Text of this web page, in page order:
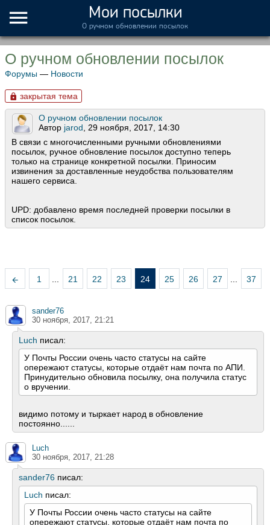
Мои посылки
О ручном обновлении посылок
О ручном обновлении посылок
Форумы — Новости
закрытая тема
О ручном обновлении посылок
Автор jarod, 29 ноября, 2017, 14:30
В связи с многочисленными ручными обновлениями
посылок, ручное обновление посылок доступно теперь
только на странице конкретной посылки. Приносим
извинения за доставленные неудобства пользователям
нашего сервиса.
UPD: добавлено время последней проверки посылки в
список посылок.
1 ... 21 22 23 24 25 26 27 ... 37
sander76
30 ноября, 2017, 21:21
Luch писал:
У Почты России очень часто статусы на сайте
опережают статусы, которые отдаёт нам почта по АПИ.
Принудительно обновила посылку, она получила статус
о вручении.
видимо потому и тыркает народ в обновление
постоянно......
Luch
30 ноября, 2017, 21:28
sander76 писал:
Luch писал:
У Почты России очень часто статусы на сайте
опережают статусы, которые отдаёт нам почта по